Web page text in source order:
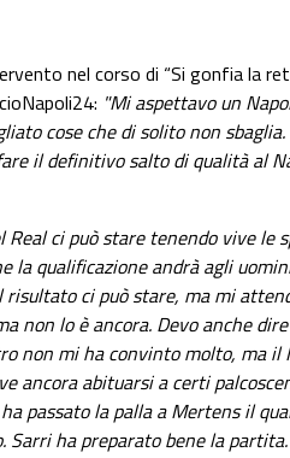
nel corso di “Si gonfia la
"Mi aspettavo un
cose che di solito non sbaglia.
il definitivo salto di qualità al
ci può stare tenendo vive le
la qualificazione andrà agli
risultato ci può stare, ma mi
non lo è ancora. Devo anche
non mi ha convinto molto, ma il
ancora abituarsi a certi
passato la palla a Mertens il
Sarri ha preparato bene la partita.